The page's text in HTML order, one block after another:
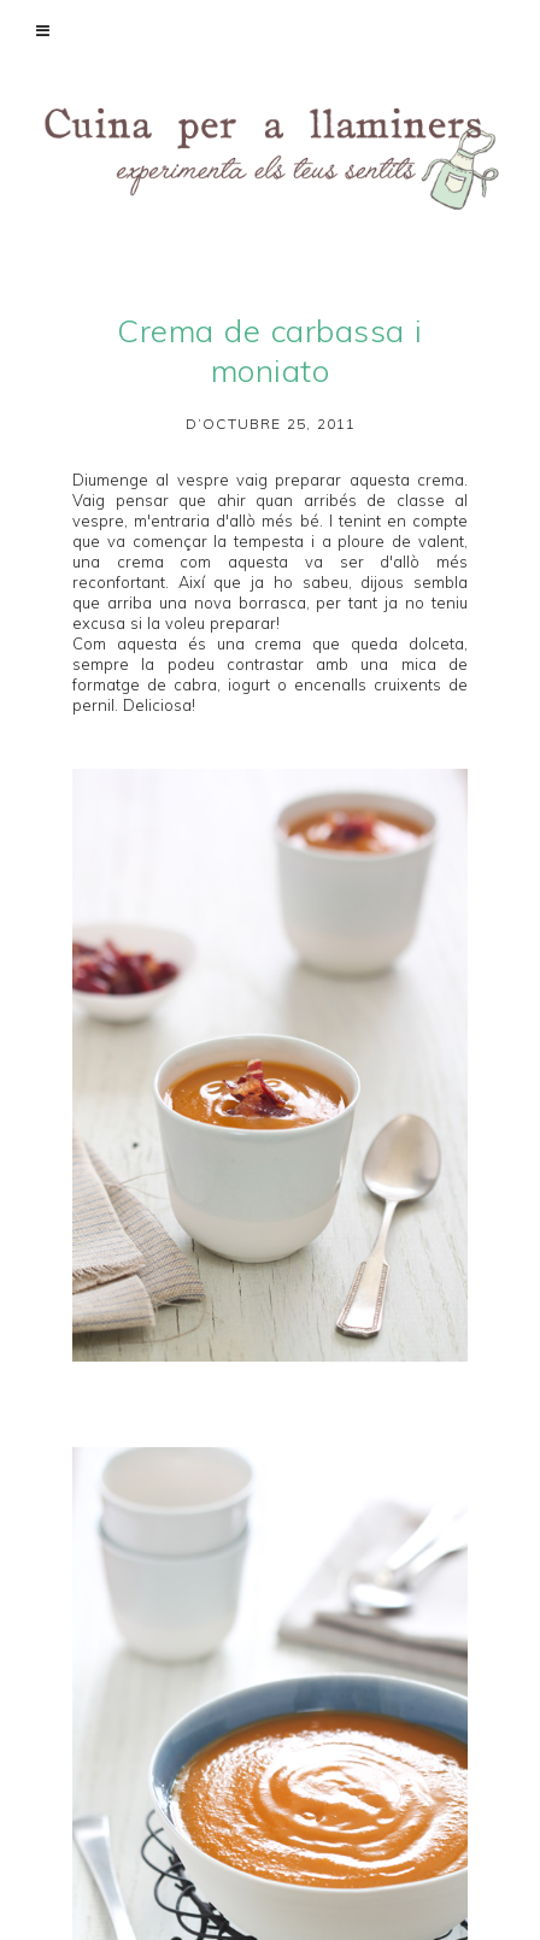
Crema de carbassa i
moniato
D’OCTUBRE 25, 2011
Diumenge al vespre vaig preparar aquesta crema.
Vaig pensar que ahir quan arribés de classe al
vespre, m'entraria d'allò més bé. I tenint en compte
que va començar la tempesta i a ploure de valent,
una crema com aquesta va ser d'allò més
reconfortant. Així que ja ho sabeu, dijous sembla
que arriba una nova borrasca, per tant ja no teniu
excusa si la voleu preparar!
Com aquesta és una crema que queda dolceta,
sempre la podeu contrastar amb una mica de
formatge de cabra, iogurt o encenalls cruixents de
pernil. Deliciosa!